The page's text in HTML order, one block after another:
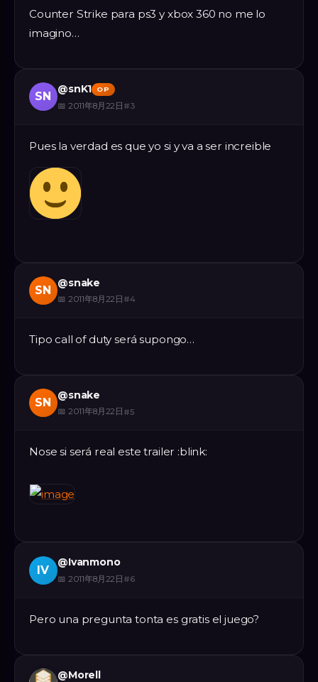
Counter Strike para ps3 y xbox 360 no me lo
imagino…
SN
@snK1 OP
📅 2011年8月22日 #3
Pues la verdad es que yo si y va a ser increible
SN
@snake
📅 2011年8月22日 #4
Tipo call of duty será supongo…
SN
@snake
📅 2011年8月22日 #5
Nose si será real este trailer :blink:
IV
@Ivanmono
📅 2011年8月22日 #6
Pero una pregunta tonta es gratis el juego?
@Morell